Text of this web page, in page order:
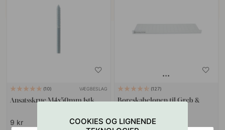
10 VÆGBESLAG
Ansatsskrue M4x50mm 1stk
9 kr
127
Boreskabelonen til Greb &
55 kr
COOKIES OG LIGNENDE